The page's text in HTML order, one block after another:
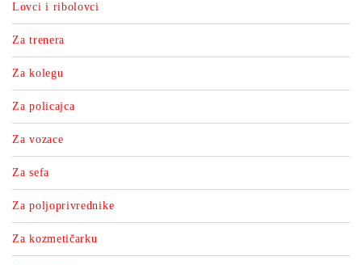
Lovci i ribolovci
Za trenera
Za kolegu
Za policajca
Za vozace
Za sefa
Za poljoprivrednike
Za kozmetičarku